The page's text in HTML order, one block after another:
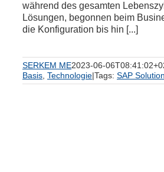
während des gesamten
Lösungen, begonnen beim
die Konfiguration bis hin [...]
SERKEM ME2023-06-
Basis Technologie|Tags: SAP